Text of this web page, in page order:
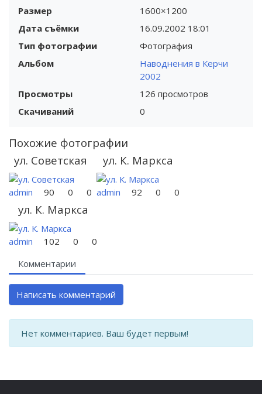
Размер
1600×1200
Дата съёмки
16.09.2002 18:01
Тип фотографии
Фотография
Альбом
Наводнения в Керчи
2002
Просмотры
126 просмотров
Скачиваний
0
Похожие фотографии
ул. Советская
admin 90 0 0
ул. К. Маркса
admin 92 0 0
ул. К. Маркса
admin 102 0
0
Комментарии
Написать комментарий
Нет комментариев. Ваш будет первым!